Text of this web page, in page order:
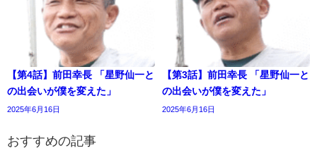
【第4話】前田幸長 「星野仙一と
の出会いが僕を変えた」
2025年6月16日
【第3話】前田幸長 「星野仙一と
の出会いが僕を変えた」
2025年6月16日
おすすめの記事